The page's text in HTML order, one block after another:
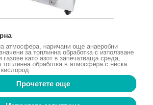
атмосфера, наричани още анаеробни
за топлинна обработка с използване
като азот в запечатваща среда,
обработка в атмосфера с ниска
Прочетете още